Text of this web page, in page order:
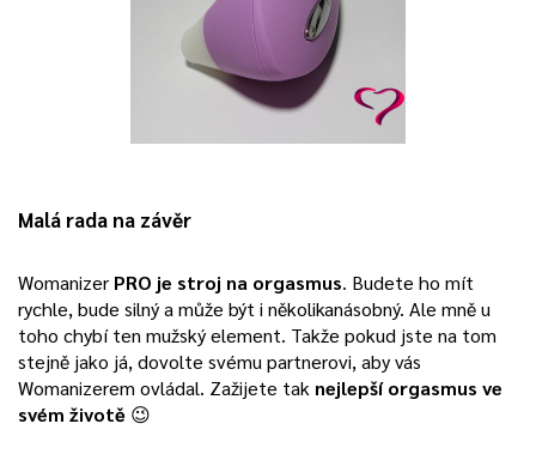
Malá rada na závěr
Womanizer PRO je stroj na orgasmus. Budete ho mít
rychle, bude silný a může být i několikanásobný. Ale mně u
toho chybí ten mužský element. Takže pokud jste na tom
stejně jako já, dovolte svému partnerovi, aby vás
Womanizerem ovládal. Zažijete tak nejlepší orgasmus ve
svém životě 😉